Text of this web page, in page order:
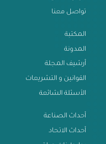
الاخبار
المكتبة
المدونة
أرشيف المجلة
القوانين و التشريعات
الأسئلة الشائعة